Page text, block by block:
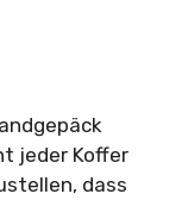
jeder Koffer
dass